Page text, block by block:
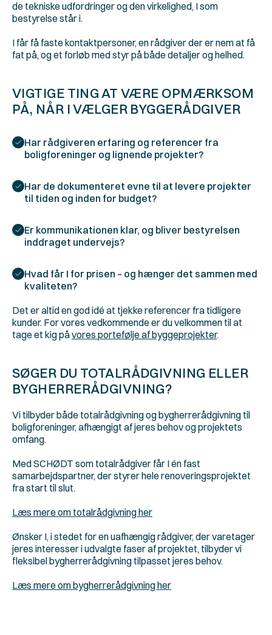
de tekniske udfordringer og den virkelighed, I som
bestyrelse står i.
I får få faste kontaktpersoner, en rådgiver der er nem at få
fat på, og et forløb med styr på både detaljer og helhed.
VIGTIGE TING AT VÆRE OPMÆRKSOM
PÅ, NÅR I VÆLGER BYGGERÅDGIVER
Har rådgiveren erfaring og referencer fra
boligforeninger og lignende projekter?
Har de dokumenteret evne til at levere projekter
til tiden og inden for budget?
Er kommunikationen klar, og bliver bestyrelsen
inddraget undervejs?
Hvad får I for prisen – og hænger det sammen med
kvaliteten?
Det er altid en god idé at tjekke referencer fra tidligere
kunder. For vores vedkommende er du velkommen til at
tage et kig på vores portefølje af byggeprojekter.
SØGER DU TOTALRÅDGIVNING ELLER
BYGHERRERÅDGIVNING?
Vi tilbyder både totalrådgivning og bygherrerådgivning til
boligforeninger, afhængigt af jeres behov og projektets
omfang.
Med SCHØDT som totalrådgiver får I én fast
samarbejdspartner, der styrer hele renoveringsprojektet
fra start til slut.
Læs mere om totalrådgivning her
Ønsker I, i stedet for en uafhængig rådgiver, der varetager
jeres interesser i udvalgte faser af projektet, tilbyder vi
fleksibel bygherrerådgivning tilpasset jeres behov.
Læs mere om bygherrerådgivning her